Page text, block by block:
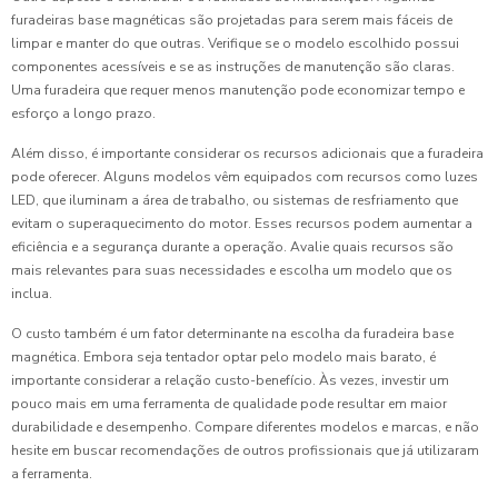
furadeiras base magnéticas são projetadas para serem mais fáceis de
limpar e manter do que outras. Verifique se o modelo escolhido possui
componentes acessíveis e se as instruções de manutenção são claras.
Uma furadeira que requer menos manutenção pode economizar tempo e
esforço a longo prazo.
Além disso, é importante considerar os recursos adicionais que a furadeira
pode oferecer. Alguns modelos vêm equipados com recursos como luzes
LED, que iluminam a área de trabalho, ou sistemas de resfriamento que
evitam o superaquecimento do motor. Esses recursos podem aumentar a
eficiência e a segurança durante a operação. Avalie quais recursos são
mais relevantes para suas necessidades e escolha um modelo que os
inclua.
O custo também é um fator determinante na escolha da furadeira base
magnética. Embora seja tentador optar pelo modelo mais barato, é
importante considerar a relação custo-benefício. Às vezes, investir um
pouco mais em uma ferramenta de qualidade pode resultar em maior
durabilidade e desempenho. Compare diferentes modelos e marcas, e não
hesite em buscar recomendações de outros profissionais que já utilizaram
a ferramenta.